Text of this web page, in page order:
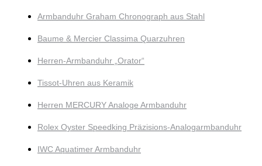
Armbanduhr Graham Chronograph aus Stahl
Baume & Mercier Classima Quarzuhren
Herren-Armbanduhr „Orator“
Tissot-Uhren aus Keramik
Herren MERCURY Analoge Armbanduhr
Rolex Oyster Speedking Präzisions-Analogarmbanduhr
IWC Aquatimer Armbanduhr